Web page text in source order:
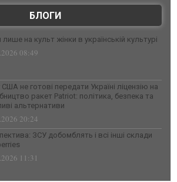
БЛОГИ
лише на культ жінки в українській культурі
08:49
не готові передати Україні ліцензію на
ракет Patriot: політика, безпека та
альтернативи
20:24
ЗСУ добомблять і всі інші склади
11:31